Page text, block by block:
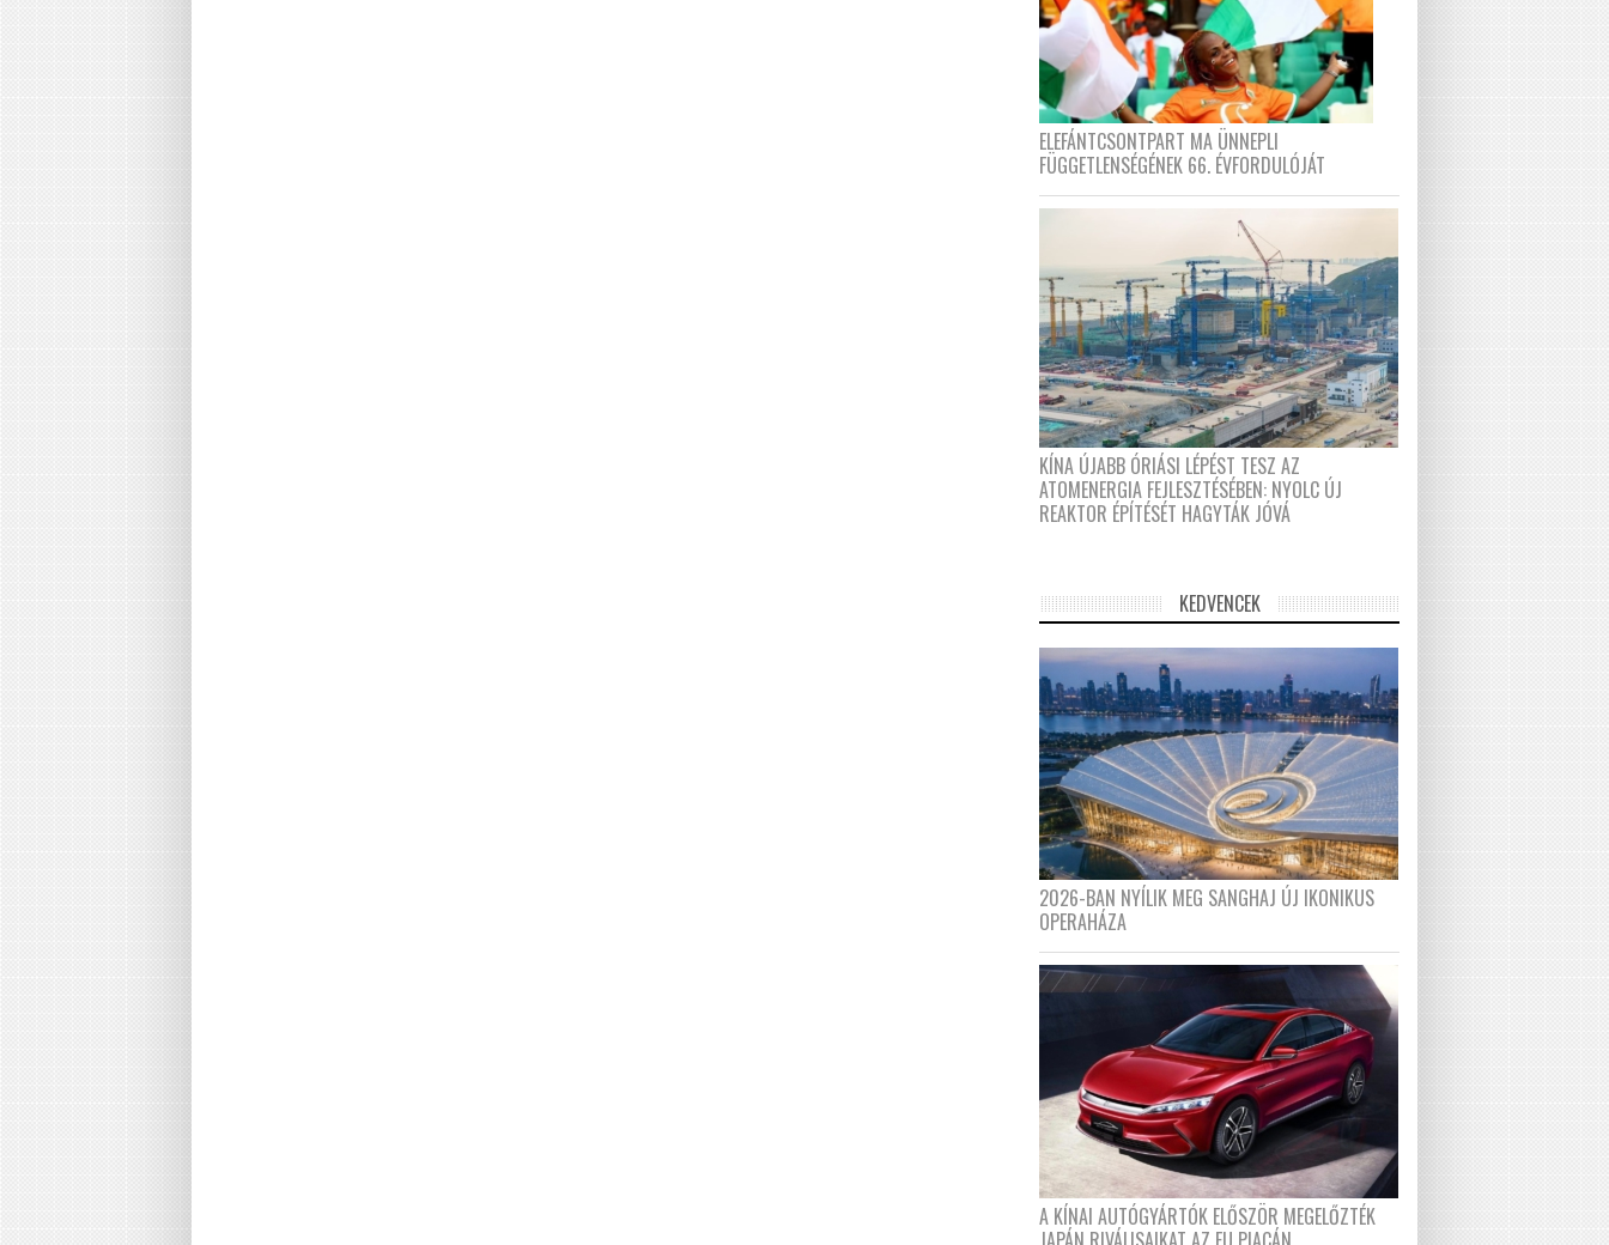
ELEFÁNTCSONTPART MA ÜNNEPLI
FÜGGETLENSÉGÉNEK 66. ÉVFORDULÓJÁT
KÍNA ÚJABB ÓRIÁSI LÉPÉST TESZ AZ
ATOMENERGIA FEJLESZTÉSÉBEN: NYOLC ÚJ
REAKTOR ÉPÍTÉSÉT HAGYTÁK JÓVÁ
KEDVENCEK
2026-BAN NYÍLIK MEG SANGHAJ ÚJ IKONIKUS
OPERAHÁZA
A KÍNAI AUTÓGYÁRTÓK ELŐSZÖR MEGELŐZTÉK